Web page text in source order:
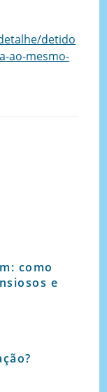
detido
ao-mesmo-
como
e